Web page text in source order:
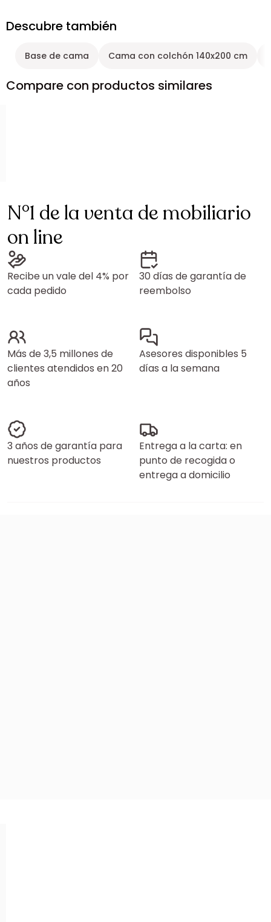
Descubre también
Base de cama Cama con colchón 140x200 cm
Compare con productos similares
N°1 de la venta de mobiliario
on line
Recibe un vale del 4% por
cada pedido
30 días de garantía de
reembolso
Más de 3,5 millones de
clientes atendidos en 20
años
Asesores disponibles 5
días a la semana
3 años de garantía para
nuestros productos
Entrega a la carta: en
punto de recogida o
entrega a domicilio